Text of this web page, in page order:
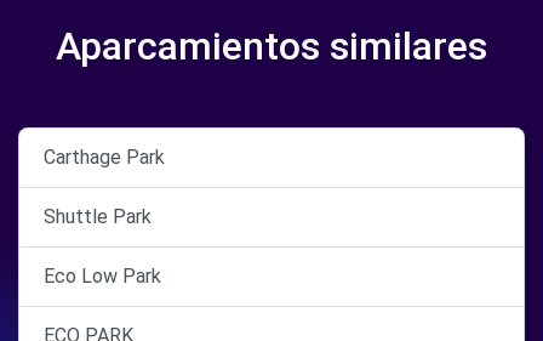
Aparcamientos similares
Carthage Park
Shuttle Park
Eco Low Park
ECO PARK